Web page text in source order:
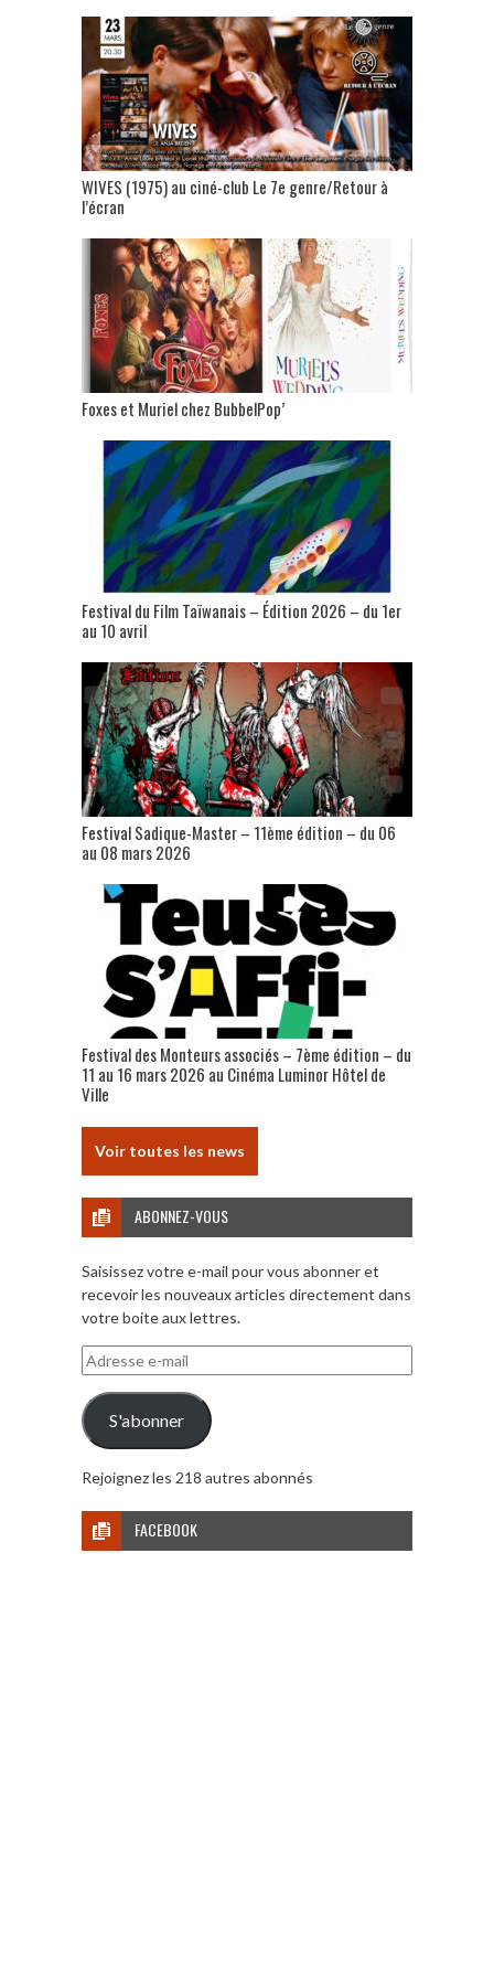
WIVES (1975) au ciné-club Le 7e genre/Retour à
l’écran
Foxes et Muriel chez BubbelPop’
Festival du Film Taïwanais – Édition 2026 – du 1er
au 10 avril
Festival Sadique-Master – 11ème édition – du 06
au 08 mars 2026
Festival des Monteurs associés – 7ème édition – du
11 au 16 mars 2026 au Cinéma Luminor Hôtel de
Ville
Voir toutes les news
ABONNEZ-VOUS
Saisissez votre e-mail pour vous abonner et
recevoir les nouveaux articles directement dans
votre boite aux lettres.
Adresse
e-
mail
S'abonner
Rejoignez les 218 autres abonnés
FACEBOOK